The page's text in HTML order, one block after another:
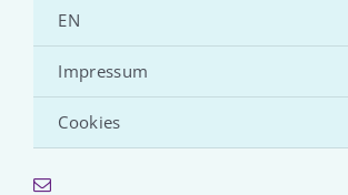
EN
Impressum
Cookies